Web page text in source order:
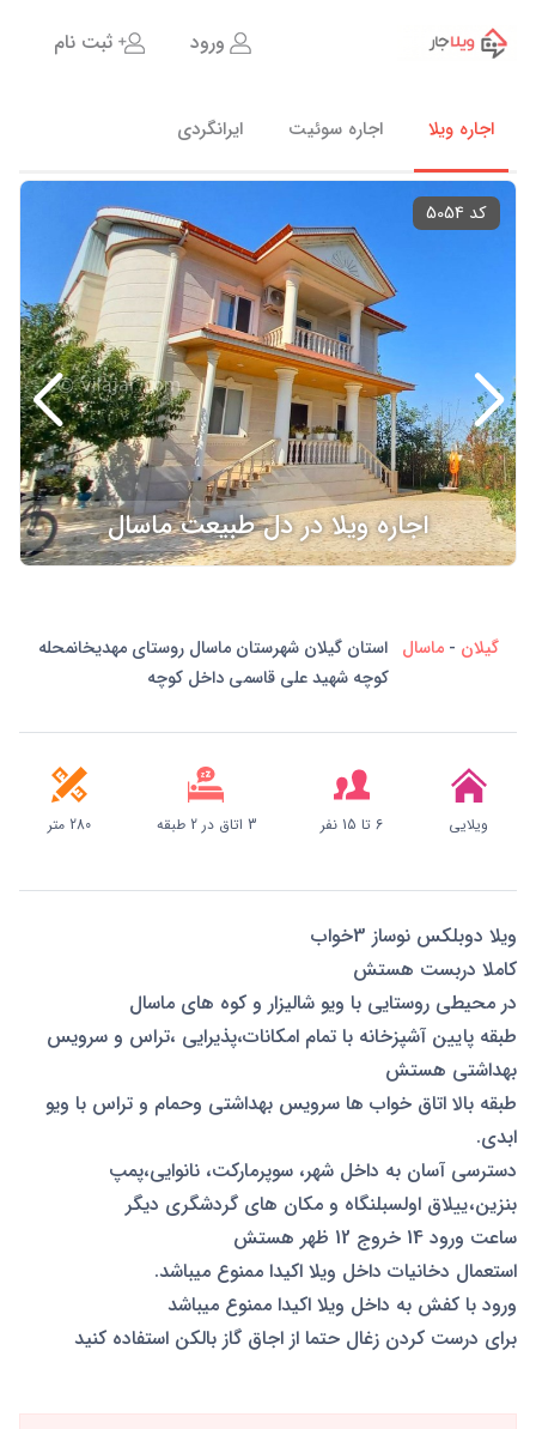
اجاره ویلا اجاره سوئیت ایرانگردی
ورود ثبت نام
اجاره ویلا در دل طبیعت ماسال
کد 5054
گیلان- ماسالاستان گیلان شهرستان ماسال روستای مهدیخانمحله
کوچه شهید علی قاسمی داخل کوچه
ویلایی 6 تا 15 نفر 3 اتاق در 2 طبقه 280 متر
ویلا دوبلکس نوساز 3خواب
کاملا دربست هستش
در محیطی روستایی با ویو شالیزار و کوه های ماسال
طبقه پایین آشپزخانه با تمام امکانات،پذیرایی ،تراس و سرویس
بهداشتی هستش
طبقه بالا اتاق خواب ها سرویس بهداشتی وحمام و تراس با ویو
ابدی.
دسترسی آسان به داخل شهر، سوپرمارکت، نانوایی،پمپ
بنزین،ییلاق اولسبلنگاه و مکان های گردشگری دیگر
ساعت ورود 14 خروج 12 ظهر هستش
استعمال دخانیات داخل ویلا اکیدا ممنوع میباشد.
ورود با کفش به داخل ویلا اکیدا ممنوع میباشد
برای درست کردن زغال حتما از اجاق گاز بالکن استفاده کنید